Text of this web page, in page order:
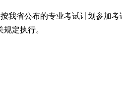
我省公布的专业考试计划参加
定执行。